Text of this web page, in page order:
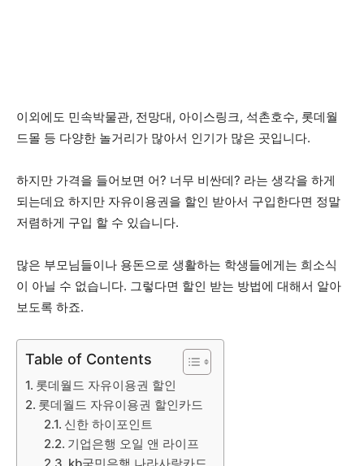
이외에도 민속박물관, 전망대, 아이스링크, 석촌호수, 롯데월
드몰 등 다양한 놀거리가 많아서 인기가 많은 곳입니다.
하지만 가격을 들어보면 어? 너무 비싼데? 라는 생각을 하게
되는데요 하지만 자유이용권을 할인 받아서 구입한다면 정말
저렴하게 구입 할 수 있습니다.
많은 부모님들이나 용돈으로 생활하는 학생들에게는 희소식
이 아닐 수 없습니다. 그렇다면 할인 받는 방법에 대해서 알아
보도록 하죠.
Table of Contents
롯데월드 자유이용권 할인
롯데월드 자유이용권 할인카드
신한 하이포인트
기업은행 오일 앤 라이프